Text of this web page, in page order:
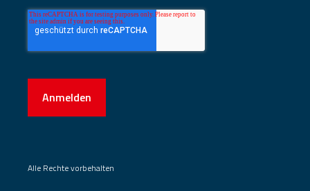
Anmelden
Alle Rechte vorbehalten